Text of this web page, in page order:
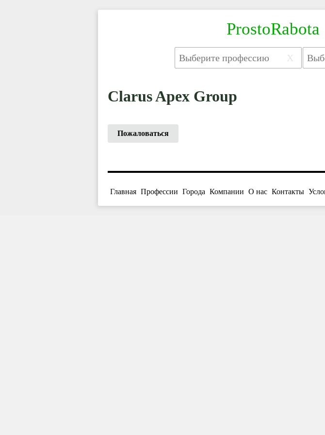
ProstoRabota
X
Clarus Apex Group
Пожаловаться
Главная Профессии Города Компании О нас Контакты